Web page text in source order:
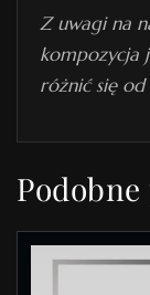
Z uwagi na
kompozycja
różnić się